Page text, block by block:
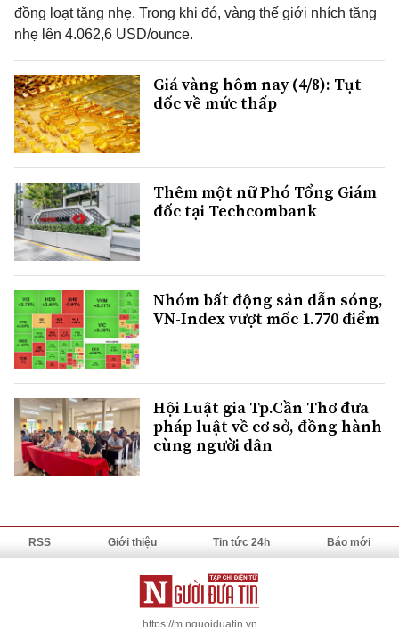
đồng loạt tăng nhẹ. Trong khi đó, vàng thế giới nhích tăng
nhẹ lên 4.062,6 USD/ounce.
Giá vàng hôm nay (4/8): Tụt
dốc về mức thấp
Thêm một nữ Phó Tổng Giám
đốc tại Techcombank
Nhóm bất động sản dẫn sóng,
VN-Index vượt mốc 1.770 điểm
Hội Luật gia Tp.Cần Thơ đưa
pháp luật về cơ sở, đồng hành
cùng người dân
RSS Giới thiệu Tin tức 24h Báo mới